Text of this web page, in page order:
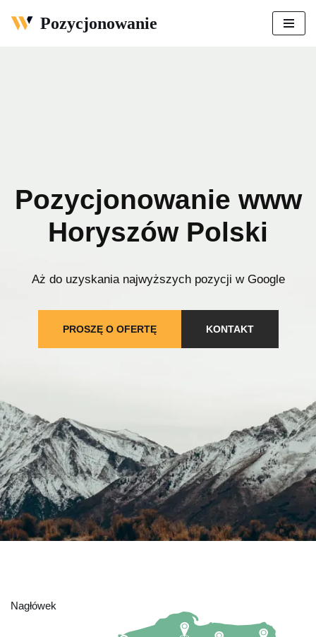
Pozycjonowanie
Pozycjonowanie www
Horyszów Polski
Aż do uzyskania najwyższych pozycji w Google
PROSZĘ O OFERTĘ KONTAKT
Nagłówek